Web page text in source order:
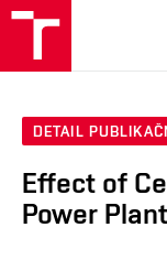
DETAIL
Effect of
Power